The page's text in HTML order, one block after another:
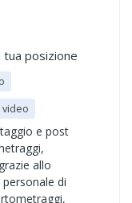
tua posizione
e post
allo
di